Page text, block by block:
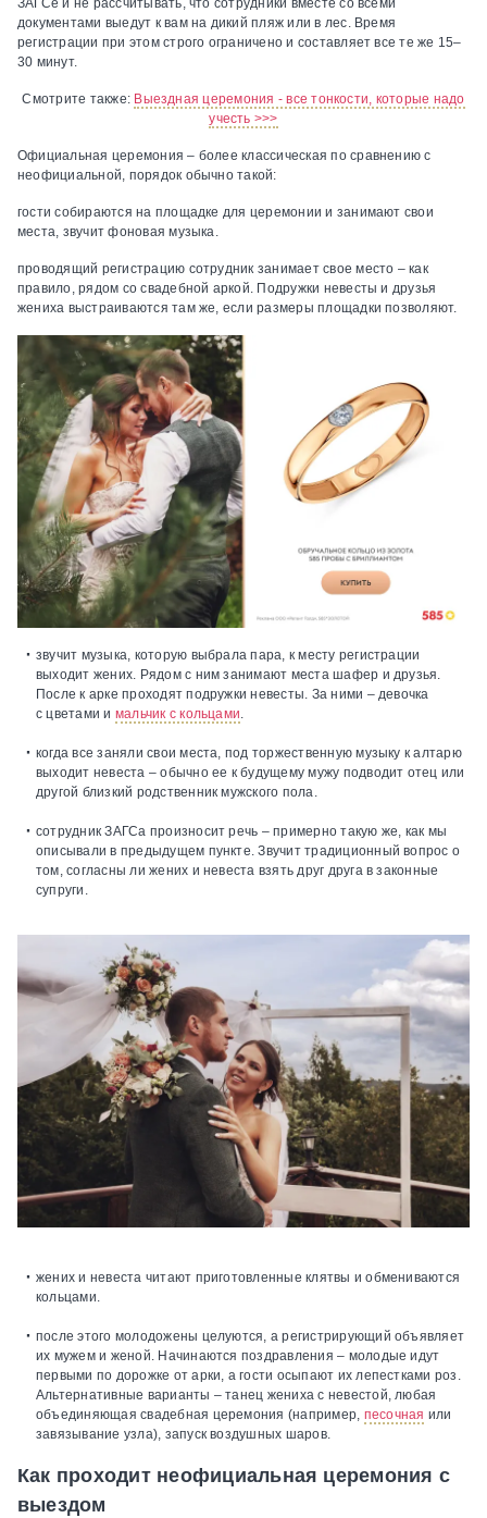
ЗАГСе и не рассчитывать, что сотрудники вместе со всеми
документами выедут к вам на дикий пляж или в лес. Время
регистрации при этом строго ограничено и составляет все те же 15–
30 минут.
Смотрите также: Выездная церемония - все тонкости, которые надо
учесть >>>
Официальная церемония – более классическая по сравнению с
неофициальной, порядок обычно такой:
гости собираются на площадке для церемонии и занимают свои
места, звучит фоновая музыка.
проводящий регистрацию сотрудник занимает свое место – как
правило, рядом со свадебной аркой. Подружки невесты и друзья
жениха выстраиваются там же, если размеры площадки позволяют.
звучит музыка, которую выбрала пара, к месту регистрации
выходит жених. Рядом с ним занимают места шафер и друзья.
После к арке проходят подружки невесты. За ними – девочка
с цветами и мальчик с кольцами.
когда все заняли свои места, под торжественную музыку к алтарю
выходит невеста – обычно ее к будущему мужу подводит отец или
другой близкий родственник мужского пола.
сотрудник ЗАГСа произносит речь – примерно такую же, как мы
описывали в предыдущем пункте. Звучит традиционный вопрос о
том, согласны ли жених и невеста взять друг друга в законные
супруги.
жених и невеста читают приготовленные клятвы и обмениваются
кольцами.
после этого молодожены целуются, а регистрирующий объявляет
их мужем и женой. Начинаются поздравления – молодые идут
первыми по дорожке от арки, а гости осыпают их лепестками роз.
Альтернативные варианты – танец жениха с невестой, любая
объединяющая свадебная церемония (например, песочная или
завязывание узла), запуск воздушных шаров.
Как проходит неофициальная церемония с
выездом